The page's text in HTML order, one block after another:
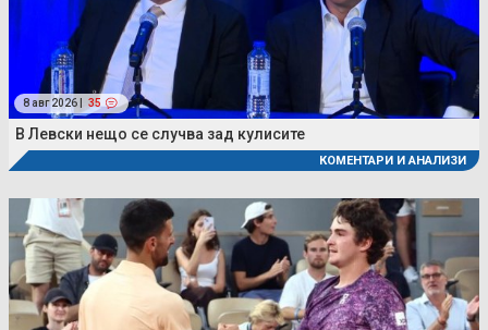
8 авг 2026 | 35
В Левски нещо се случва зад кулисите
КОМЕНТАРИ И АНАЛИЗИ